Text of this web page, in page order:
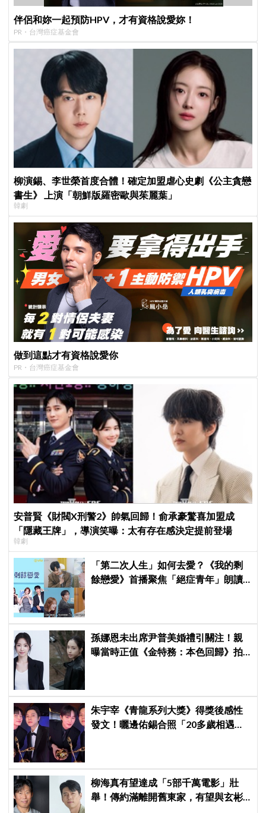
伴侶和妳一起預防HPV，才有資格說愛妳！
PR・台灣癌症基金會
柳演錫、李世榮首度合體！確定加盟虐心史劇《公主貪戀
書生》 上演「朝鮮版羅密歐與茱麗葉」
韓劇
做到這點才有資格說愛你
PR・台灣癌症基金會
安普賢《財閥X刑警2》帥氣回歸！俞承豪驚喜加盟成
「隱藏王牌」，導演笑曝：太有存在感決定提前登場
韓劇
「第二次人生」如何去愛？《我的剩
餘戀愛》首播聚焦「絕症青年」朗讀
孫娜恩未出席尹普美婚禮引關注！親
曝當時正值《金特務：本色回歸》拍
朱宇宰《青龍系列大獎》得獎後感性
發文！曬邊佑錫合照「20多歲相遇，
柳海真有望達成「5部千萬電影」壯
舉！傳約滿離開舊東家，有望與玄彬